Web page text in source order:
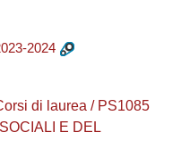
2024
di laurea / PS1085
E DEL